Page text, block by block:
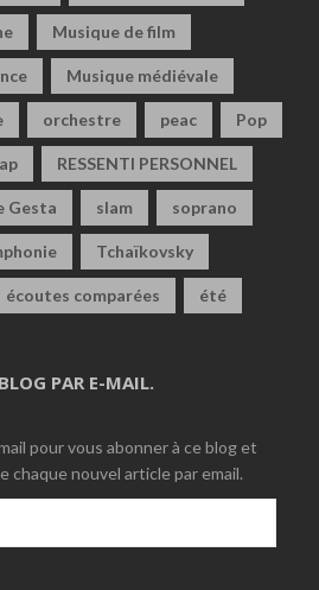
Musique de film
Musique médiévale
orchestre peac Pop
RESSENTI PERSONNEL
Gesta slam soprano
Tchaïkovsky
écoutes comparées été
PAR E-MAIL.
pour vous abonner à ce blog et
chaque nouvel article par email.